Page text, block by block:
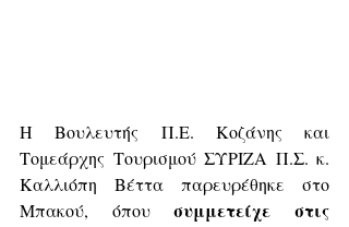
Η Bουλευτής Π.Ε. Κοζάνης και
Τομεάρχης Τουρισμού ΣΥΡΙΖΑ Π.Σ. κ.
Καλλιόπη Βέττα παρευρέθηκε στο
Μπακού, όπου συμμετείχε στις